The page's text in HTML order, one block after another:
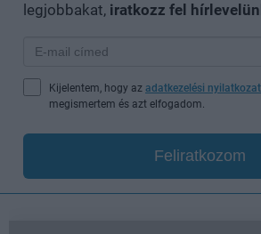
legjobbakat, iratkozz fel
Kijelentem, hogy az adatkezelési nyilatkozat
megismertem és azt elfogadom.
Feliratkozom